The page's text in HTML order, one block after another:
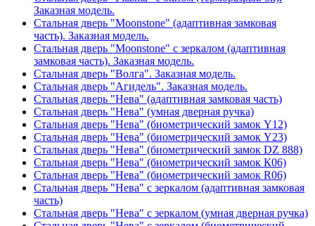
Заказная модель.
Стальная дверь "Moonstone" (адаптивная замковая
часть). Заказная модель.
Стальная дверь "Moonstone" с зеркалом (адаптивная
замковая часть). Заказная модель.
Стальная дверь "Волга". Заказная модель.
Стальная дверь "Агидель". Заказная модель.
Стальная дверь "Нева" (адаптивная замковая часть)
Стальная дверь "Нева" (умная дверная ручка)
Стальная дверь "Нева" (биометрический замок Y12)
Стальная дверь "Нева" (биометрический замок Y23)
Стальная дверь "Нева" (биометрический замок DZ 888)
Стальная дверь "Нева" (биометрический замок К06)
Стальная дверь "Нева" (биометрический замок R06)
Стальная дверь "Нева" с зеркалом (адаптивная замковая
часть)
Стальная дверь "Нева" с зеркалом (умная дверная ручка)